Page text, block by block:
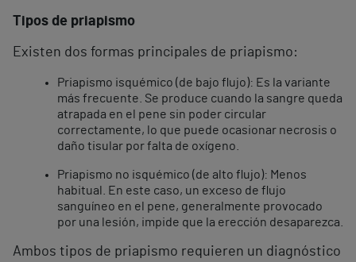
Tipos de priapismo
Existen dos formas principales de priapismo:
Priapismo isquémico (de bajo flujo): Es la variante
más frecuente. Se produce cuando la sangre queda
atrapada en el pene sin poder circular
correctamente, lo que puede ocasionar necrosis o
daño tisular por falta de oxígeno.
Priapismo no isquémico (de alto flujo): Menos
habitual. En este caso, un exceso de flujo
sanguíneo en el pene, generalmente provocado
por una lesión, impide que la erección desaparezca.
Ambos tipos de priapismo requieren un diagnóstico